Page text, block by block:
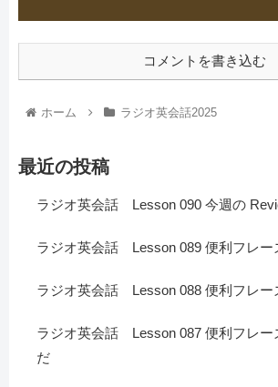
コメントを書き込む
ホーム ラジオ英会話2025
最近の投稿
ラジオ英会話 Lesson 090 今週の
ラジオ英会話 Lesson 089 便利フレ
ラジオ英会話 Lesson 088 便利フレ
ラジオ英会話 Lesson 087 便利フレ
だ